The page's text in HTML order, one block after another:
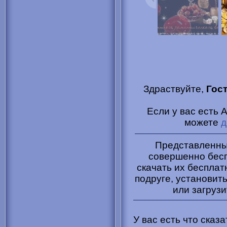
Здраствуйте,
Если у вас есть
можете
совершенно
скачать их
подруге,
или
У вас есть что